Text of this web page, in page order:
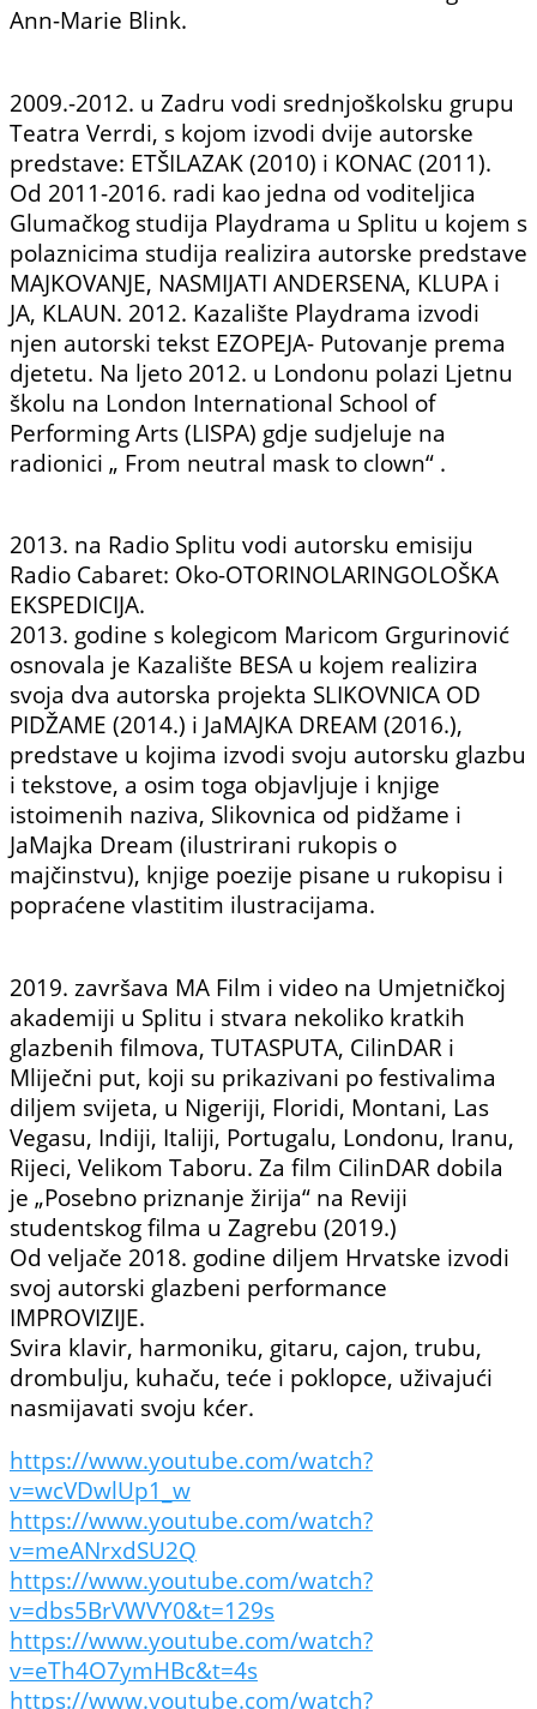
Ann-Marie Blink.
2009.-2012. u Zadru vodi srednjoškolsku grupu
Teatra Verrdi, s kojom izvodi dvije autorske
predstave: ETŠILAZAK (2010) i KONAC (2011).
Od 2011-2016. radi kao jedna od voditeljica
Glumačkog studija Playdrama u Splitu u kojem s
polaznicima studija realizira autorske predstave
MAJKOVANJE, NASMIJATI ANDERSENA, KLUPA i
JA, KLAUN. 2012. Kazalište Playdrama izvodi
njen autorski tekst EZOPEJA- Putovanje prema
djetetu. Na ljeto 2012. u Londonu polazi Ljetnu
školu na London International School of
Performing Arts (LISPA) gdje sudjeluje na
radionici „ From neutral mask to clown“ .
2013. na Radio Splitu vodi autorsku emisiju
Radio Cabaret: Oko-OTORINOLARINGOLOŠKA
EKSPEDICIJA.
2013. godine s kolegicom Maricom Grgurinović
osnovala je Kazalište BESA u kojem realizira
svoja dva autorska projekta SLIKOVNICA OD
PIDŽAME (2014.) i JaMAJKA DREAM (2016.),
predstave u kojima izvodi svoju autorsku glazbu
i tekstove, a osim toga objavljuje i knjige
istoimenih naziva, Slikovnica od pidžame i
JaMajka Dream (ilustrirani rukopis o
majčinstvu), knjige poezije pisane u rukopisu i
popraćene vlastitim ilustracijama.
2019. završava MA Film i video na Umjetničkoj
akademiji u Splitu i stvara nekoliko kratkih
glazbenih filmova, TUTASPUTA, CilinDAR i
Mliječni put, koji su prikazivani po festivalima
diljem svijeta, u Nigeriji, Floridi, Montani, Las
Vegasu, Indiji, Italiji, Portugalu, Londonu, Iranu,
Rijeci, Velikom Taboru. Za film CilinDAR dobila
je „Posebno priznanje žirija“ na Reviji
studentskog filma u Zagrebu (2019.)
Od veljače 2018. godine diljem Hrvatske izvodi
svoj autorski glazbeni performance
IMPROVIZIJE.
Svira klavir, harmoniku, gitaru, cajon, trubu,
drombulju, kuhaču, teće i poklopce, uživajući
nasmijavati svoju kćer.
https://www.youtube.com/watch?
v=wcVDwlUp1_w
https://www.youtube.com/watch?
v=meANrxdSU2Q
https://www.youtube.com/watch?
v=dbs5BrVWVY0&t=129s
https://www.youtube.com/watch?
v=eTh4O7ymHBc&t=4s
https://www.youtube.com/watch?